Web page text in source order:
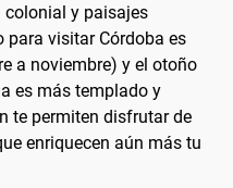
colonial y paisajes
para visitar Córdoba es
a noviembre) y el otoño
es más templado y
te permiten disfrutar de
enriquecen aún más tu